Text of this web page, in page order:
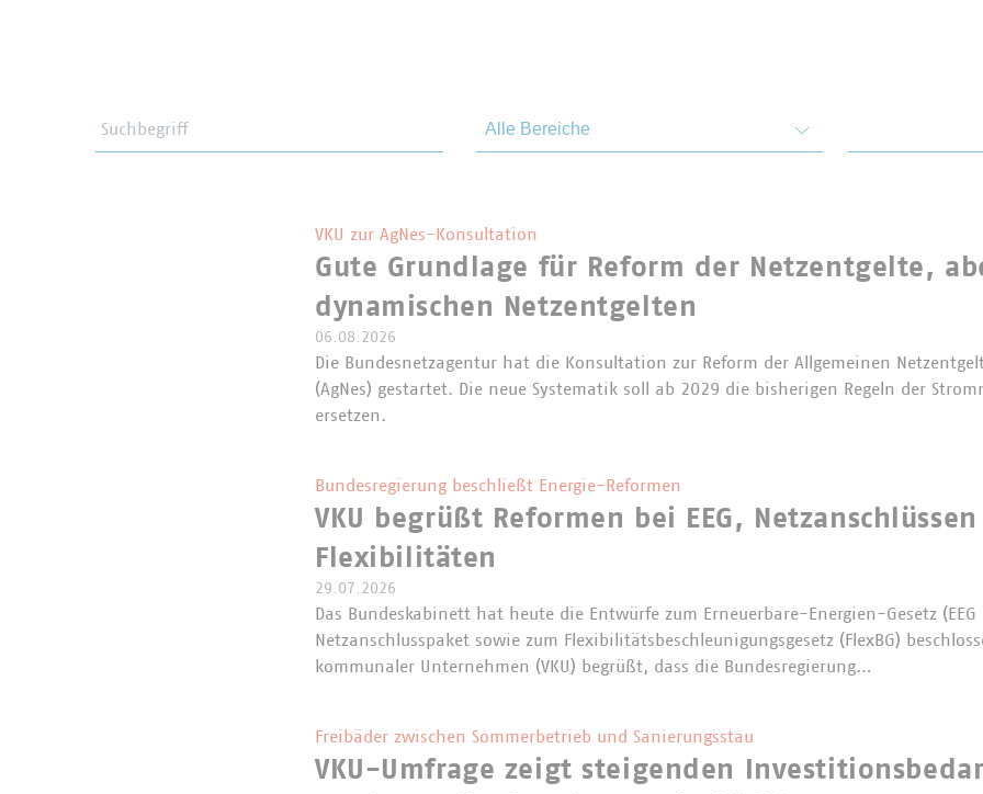
VKU zur AgNes-Konsultation
Gute Grundlage für Reform der Netzentgelte,
dynamischen Netzentgelten
06.08.2026
Die Bundesnetzagentur hat die Konsultation zur Reform der Allgemeinen
(AgNes) gestartet. Die neue Systematik soll ab 2029 die bisherigen Regeln der
ersetzen.
Bundesregierung beschließt Energie-Reformen
VKU begrüßt Reformen bei EEG, Netzanschlüssen
Flexibilitäten
29.07.2026
Das Bundeskabinett hat heute die Entwürfe zum Erneuerbare-Energien-Gesetz (EEG
Netzanschlusspaket sowie zum Flexibilitätsbeschleunigungsgesetz (FlexBG)
kommunaler Unternehmen (VKU) begrüßt, dass die Bundesregierung…
Freibäder zwischen Sommerbetrieb und Sanierungsstau
VKU-Umfrage zeigt steigenden